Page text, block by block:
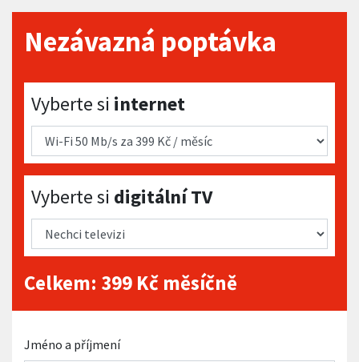
Nezávazná poptávka
Vyberte si internet
Vyberte si internet
Vyberte si digitální TV
Vyberte si digitální TV
Celkem: 399 Kč měsíčně
Jméno a příjmení